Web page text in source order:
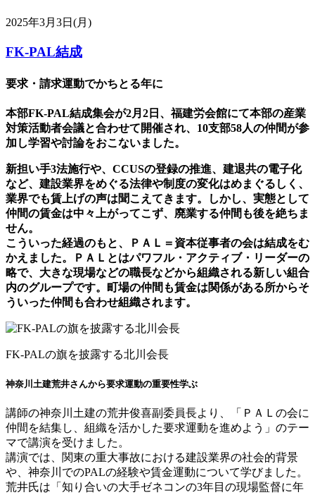
2025年3月3日(月)
FK-PAL結成
要求・請求運動でかちとる年に
本部FK‐PAL結成集会が2月2日、福建労会館にて本部の産業
対策活動者会議と合わせて開催され、10支部58人の仲間が参
加し学習や討論をおこないました。
新担い手3法施行や、CCUSの登録の推進、建退共の電子化
など、建設業界をめぐる法律や制度の変化はめまぐるしく、
業界でも賃上げの声は聞こえてきます。しかし、実態として
仲間の賃金は中々上がってこず、廃業する仲間も後を絶ちま
せん。
こういった経過のもと、ＰＡＬ＝資本従事者の会は結成をむ
かえました。ＰＡＬとはパワフル・アクティブ・リーダーの
略で、大きな現場などの職長などから組織される新しい組合
内のグループです。町場の仲間も賃金は関係がある所からそ
ういった仲間も合わせ組織されます。
FK-PALの旗を披露する北川会長
神奈川土建荒井さんから要求運動の重要性学ぶ
講師の神奈川土建の荒井俊喜副委員長より、「ＰＡＬの会に
仲間を結集し、組織を活かした要求運動を進めよう」のテー
マで講演を受けました。
講演では、関東の重大事故における建設業界の社会的背景
や、神奈川でのPALの経験や賃金運動について学びました。
荒井氏は「知り合いの大手ゼネコンの3年目の現場監督に年